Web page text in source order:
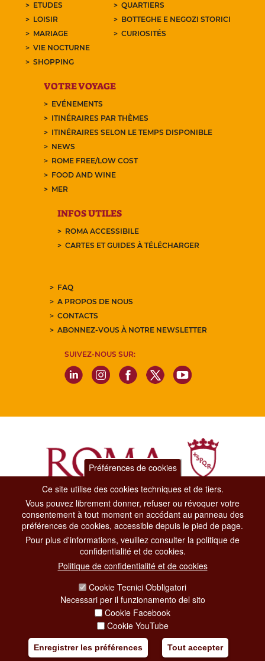
ETUDES
LOISIR
MARIAGE
VIE NOCTURNE
SHOPPING
QUARTIERS
BOTTEGHE E NEGOZI STORICI
CURIOSITÉS
VOTRE VOYAGE
EVÉNEMENTS
ITINÉRAIRES PAR THÈMES
ITINÉRAIRES SELON LE TEMPS DISPONIBLE
NEWS
ROME FREE/LOW COST
FOOD AND WINE
MER
INFOS UTILES
ROMA ACCESSIBILE
CARTES ET GUIDES À TÉLÉCHARGER
FAQ
A PROPOS DE NOUS
CONTACTS
ABONNEZ-VOUS À NOTRE NEWSLETTER
SUIVEZ-NOUS SUR:
Dipartimento Grandi Eventi, Sport, Turismo e Moda.
Via di San Basilio, 51
00187 Roma
CONTACT CENTER TEL. 06 06 08
CONTATTA LA REDAZIONE
SOCIAL MEDIA POLICY
Préférences de cookies
Ce site utilise des cookies techniques et de tiers.
Vous pouvez librement donner, refuser ou révoquer votre
consentement à tout moment en accédant au panneau des
préférences de cookies, accessible depuis le pied de page.
Pour plus d'informations, veuillez consulter la politique de
confidentialité et de cookies.
Politique de confidentialité et de cookies
Cookie Tecnici Obbligatori
Necessari per il funzionamento del sito
Cookie Facebook
Cookie YouTube
Enregistrer les préférences Tout accepter